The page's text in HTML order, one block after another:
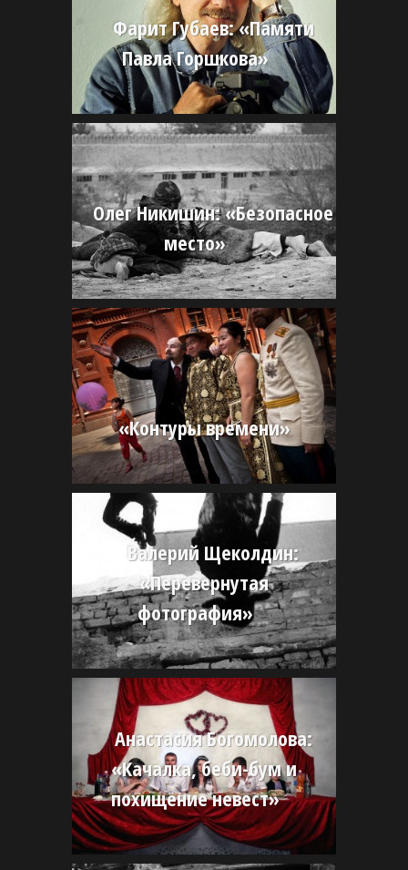
Фарит Губаев: «Памяти
Павла Горшкова»
Олег Никишин: «Безопасное
место»
«Контуры времени»
Валерий Щеколдин:
«Перевернутая
фотография»
Анастасия Богомолова:
«Качалка, беби-бум и
похищение невест»